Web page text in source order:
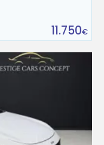
11.750€